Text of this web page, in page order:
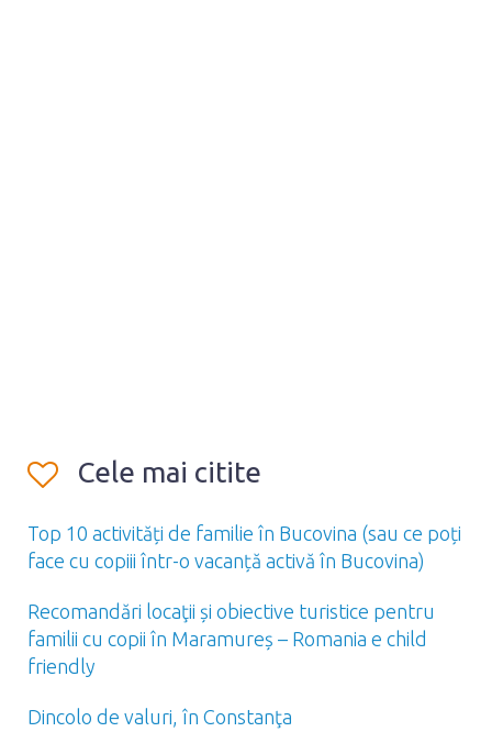
Cele mai citite
Top 10 activități de familie în Bucovina (sau ce poți
face cu copiii într-o vacanță activă în Bucovina)
Recomandări locaţii și obiective turistice pentru
familii cu copii în Maramureș – Romania e child
friendly
Dincolo de valuri, în Constanţa